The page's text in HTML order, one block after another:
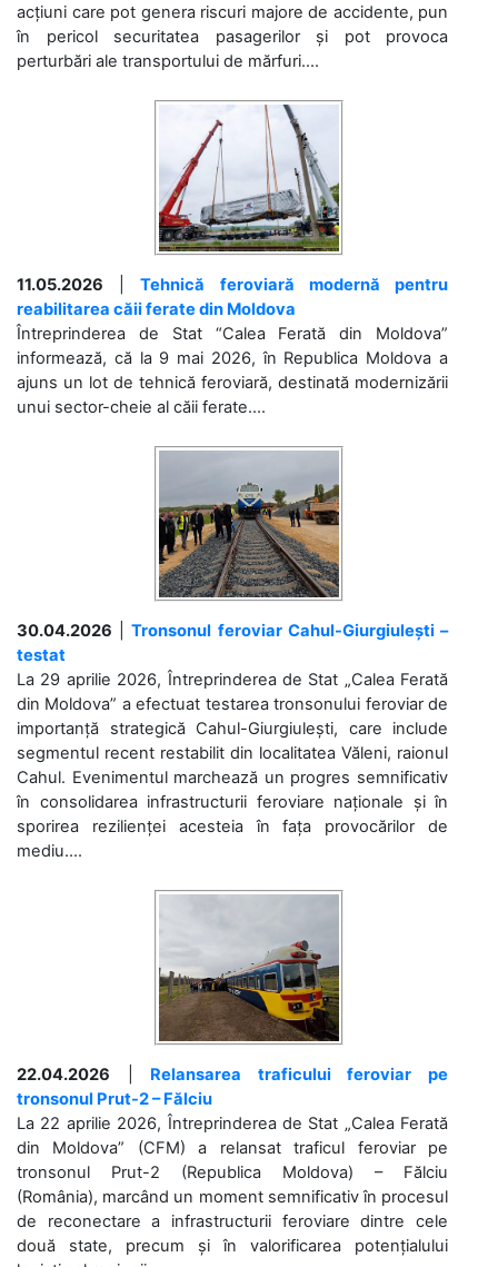
acțiuni care pot genera riscuri majore de accidente, pun
în pericol securitatea pasagerilor și pot provoca
perturbări ale transportului de mărfuri....
11.05.2026 |Tehnică feroviară modernă pentru
reabilitarea căii ferate din Moldova
Întreprinderea de Stat “Calea Ferată din Moldova”
informează, că la 9 mai 2026, în Republica Moldova a
ajuns un lot de tehnică feroviară, destinată modernizării
unui sector-cheie al căii ferate....
30.04.2026 |Tronsonul feroviar Cahul-Giurgiulești –
testat
La 29 aprilie 2026, Întreprinderea de Stat „Calea Ferată
din Moldova” a efectuat testarea tronsonului feroviar de
importanță strategică Cahul-Giurgiulești, care include
segmentul recent restabilit din localitatea Văleni, raionul
Cahul. Evenimentul marchează un progres semnificativ
în consolidarea infrastructurii feroviare naționale și în
sporirea rezilienței acesteia în fața provocărilor de
mediu....
22.04.2026
Relansarea traficului feroviar pe
tronsonul Prut-2 – Fălciu
La 22 aprilie 2026, Întreprinderea de Stat „Calea Ferată
din Moldova” (CFM) a relansat traficul feroviar pe
tronsonul Prut-2 (Republica Moldova) – Fălciu
(România), marcând un moment semnificativ în procesul
de reconectare a infrastructurii feroviare dintre cele
două state, precum și în valorificarea potențialului